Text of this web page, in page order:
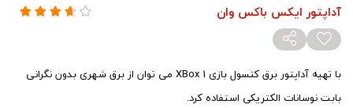
آداپتور ایکس باکس وان
با تهیه آداپتور برق کنسول بازی XBox 1 می توان از برق شهری بدون نگرانی
بابت نوسانات الکتریکی استفاده کرد.